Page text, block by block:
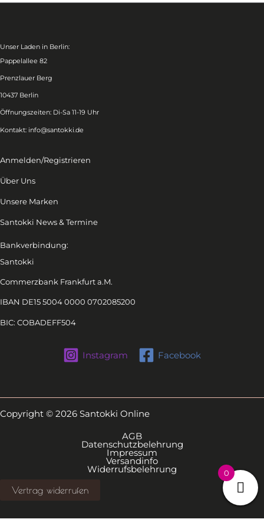
Unser Laden in Berlin:
Pappelallee 82
Prenzlauer Berg
10437 Berlin
Öffnungszeiten: Di-Sa 11-19 Uhr
Kontakt: info@santokki.de
Anmelden/Registrieren
Über Uns
Unsere Marken
Santokki News & Termine
Bankverbindung:
Santokki
Commerzbank Frankfurt a.M.
IBAN DE15 5004 0000 0702085200
BIC: COBADEFF504
Instagram Facebook
Copyright © 2026 Santokki Online
AGB
Datenschutzbelehrung
Impressum
Versandinfo
Widerrufsbelehrung
Vertrag widerrufen
0